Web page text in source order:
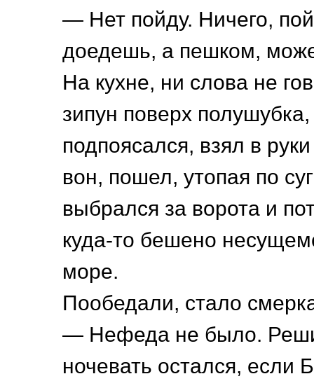
— Нет пойду. Ничего,
доедешь, а пешком,
На кухне, ни слова не
зипун поверх полушубка,
подпоясался, взял в
вон, пошел, утопая по
выбрался за ворота и
куда-то бешено
море.
Пообедали, стало
— Нефеда не было.
ночевать остался, если